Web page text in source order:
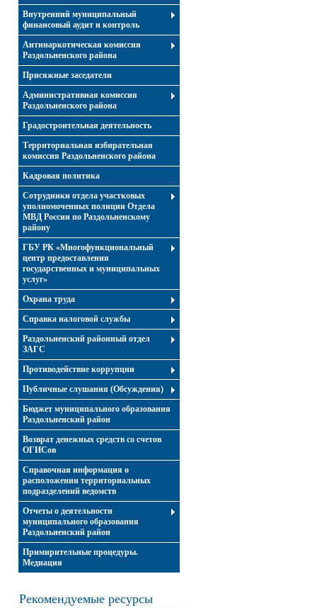
Внутренний муниципальный
финансовый аудит и контроль
Антинаркотическая комиссия
Раздольненского района
Присяжные заседатели
Административная комиссия
Раздольненского района
Градостроительная деятельность
Территориальная избирательная
комиссия Раздольненского района
Кадровая политика
Сотрудники отдела участковых
уполномоченных полиции Отдела
МВД России по Раздольненскому
району
ГБУ РК «Многофункциональный
центр предоставления
государственных и муниципальных
услуг»
Охрана труда
Справка налоговой службы
Раздольненский районный отдел
ЗАГС
Противодействие коррупции
Публичные слушания (Обсуждения)
Бюджет муниципального образования
Раздольненский район
Возврат денежных средств со счетов
ОГИСов
Справочная информация о
расположении территориальных
подразделений ведомств
Отчеты о деятельности
муниципального образования
Раздольненский район
Примирительные процедуры.
Медиация
Рекомендуемые ресурсы